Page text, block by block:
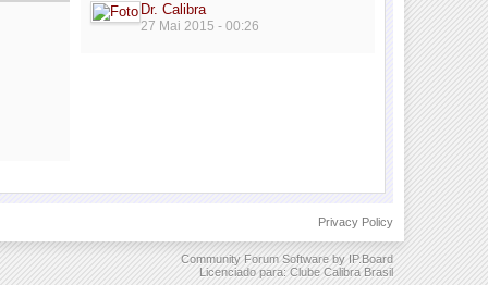
Dr. Calibra
27 Mai 2015 - 00:26
Privacy Policy
Community Forum Software by IP.Board
Licenciado para: Clube Calibra Brasil